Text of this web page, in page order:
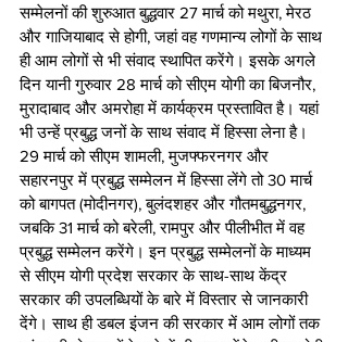
सम्मेलनों की शुरुआत बुद्धवार 27 मार्च को मथुरा, मेरठ
और गाजियाबाद से होगी, जहां वह गणमान्य लोगों के साथ
ही आम लोगों से भी संवाद स्थापित करेंगे। इसके अगले
दिन यानी गुरुवार 28 मार्च को सीएम योगी का बिजनौर,
मुरादाबाद और अमरोहा में कार्यक्रम प्रस्तावित है। यहां
भी उन्हें प्रबुद्ध जनों के साथ संवाद में हिस्सा लेना है।
29 मार्च को सीएम शामली, मुजफ्फरनगर और
सहारनपुर में प्रबुद्ध सम्मेलन में हिस्सा लेंगे तो 30 मार्च
को बागपत (मोदीनगर), बुलंदशहर और गौतमबुद्धनगर,
जबकि 31 मार्च को बरेली, रामपुर और पीलीभीत में वह
प्रबुद्ध सम्मेलन करेंगे। इन प्रबुद्ध सम्मेलनों के माध्यम
से सीएम योगी प्रदेश सरकार के साथ-साथ केंद्र
सरकार की उपलब्धियों के बारे में विस्तार से जानकारी
देंगे। साथ ही डबल इंजन की सरकार में आम लोगों तक